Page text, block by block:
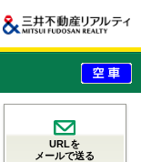
URLを
メールで送る